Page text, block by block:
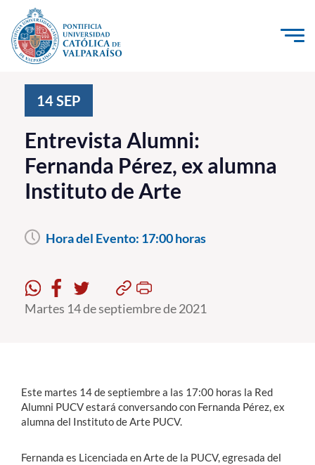
Click acá para ir directamente al contenido
Investigación, Creación e Innovación
PUCV Internacional
Vinculación con el Medio
Postgrado
Formación Continua
Funcionarios
14SEP
Entrevista Alumni:
Fernanda Pérez, ex alumna
Instituto de Arte
Hora del Evento: 17:00 horas
Martes 14 de septiembre de 2021
Este martes 14 de septiembre a las 17:00 horas la Red
Alumni PUCV estará conversando con Fernanda Pérez, ex
alumna del Instituto de Arte PUCV.
Fernanda es Licenciada en Arte de la PUCV, egresada del